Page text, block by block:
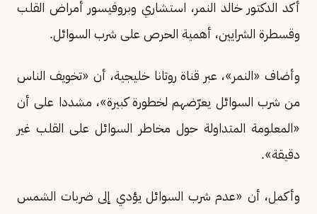
أكد الدكتور خالد النمر، استشاري وبروفيسور أمراض القلب
وقسطرة الشرايين، أهمية الحرص على شرب السوائل.
وأضاف «النمر»، عبر قناة روتانا خليجية، أن «تخويف الناس
من شرب السوائل يعرّضهم لخطورة كبيرة»، مشددا على أن
«المعلومة المتداولة حول مخاطر السوائل على القلب غير
دقيقة».
وأكمل، أن «عدم شرب السوائل يؤدي إلى ضربات الشمس